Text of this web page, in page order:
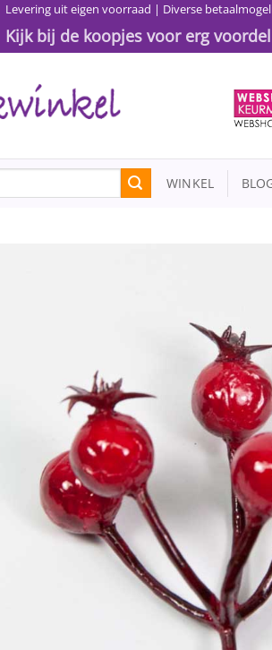
Levering uit eigen voorraad | Diverse
Kijk bij de koopjes voor erg
WINKEL